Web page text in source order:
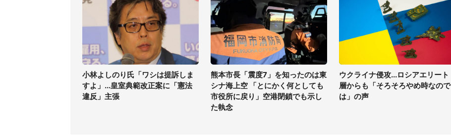
小林よしのり氏「ワシは提訴しま
すよ」...皇室典範改正案に「憲法
違反」主張
熊本市長「震度7」を知ったのは東
シナ海上空 「とにかく何としても
市役所に戻り」空港閉鎖でも示し
た執念
ウクライナ侵攻...ロシアエリート
層からも「そろそろやめ時なので
は」の声